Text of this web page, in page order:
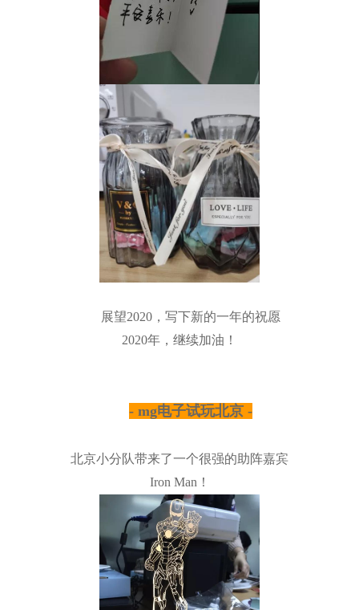
展望2020，写下新的一年的祝愿
2020年，继续加油！
- mg电子试玩北京 -
北京小分队带来了一个很强的助阵嘉宾
Iron Man！